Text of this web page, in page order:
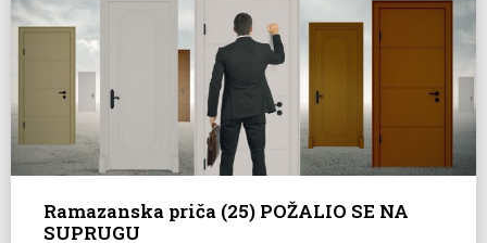
Ramazanska priča (25) POŽALIO SE NA
SUPRUGU